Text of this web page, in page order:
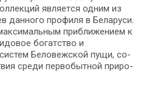
яв­ля­ет­ся од­ним из
данного профиля в Бе­ла­ру­си.
приближением к
бо­гат­ство и
Бе­ло­веж­ской пу­щи, со­
сре­ди первобытной при­ро­